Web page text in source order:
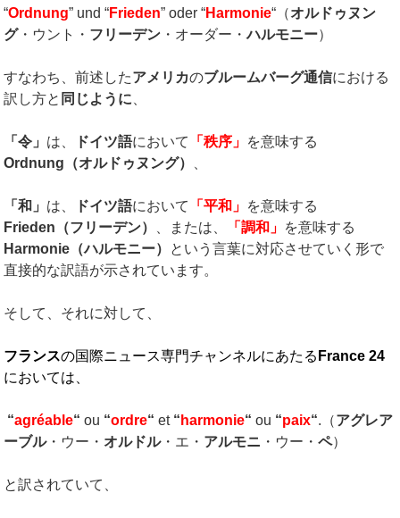
“Ordnung” und “Frieden” oder “Harmonie“（オルドゥヌン
グ・ウント・ フリーデン ・オーダー・ハルモニー）
すなわち、前述したアメリカのブルームバーグ通信における
訳し方と 同じように
「令」 は、 ドイツ語において 「秩序」 を意味する
Ordnung （オルドゥヌング）
「和」 は、 ドイツ語において 「平和」 を意味する
Frieden （フリーデン） 、または、 「調和」 を意味する
Harmonie （ハルモニー） という言葉に対応させていく形で
直接的な訳語が示されています。
そして、それに対して、
フランスの国際ニュース専門チャンネルにあたる France 24
においては、
“agréable“ ou “ordre“ et “ harmonie“ ou “paix“.（アグレア
ーブル・ウー・ オルドル・エ・ アルモニ ・ウー・ペ）
と訳されていて、